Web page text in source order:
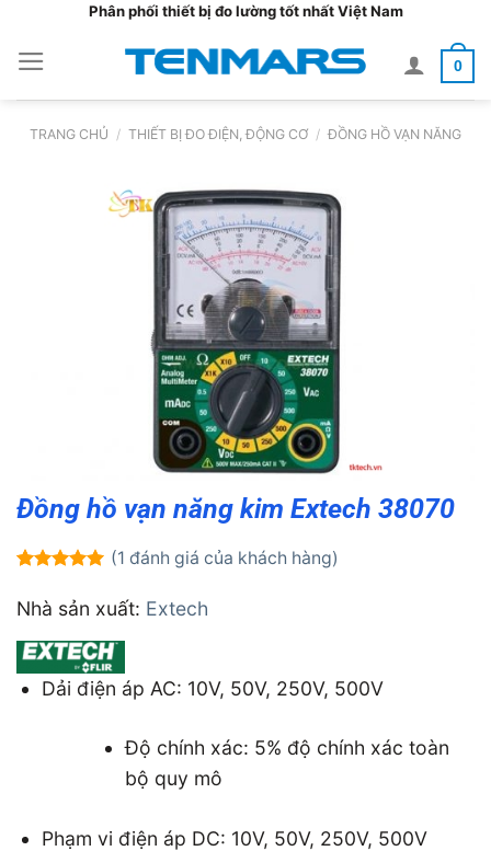
nội
dung
Phân phối thiết bị đo lường tốt nhất Việt Nam
0
TRANG CHỦ / THIẾT BỊ ĐO ĐIỆN, ĐỘNG CƠ / ĐỒNG HỒ VẠN NĂNG
Đồng hồ vạn năng kim Extech 38070
dựa trên
đánh giá
(1 đánh giá của khách hàng)
Nhà sản xuất: Extech
Dải điện áp AC: 10V, 50V, 250V, 500V
Độ chính xác: 5% độ chính xác toàn
bộ quy mô
Phạm vi điện áp DC: 10V, 50V, 250V, 500V